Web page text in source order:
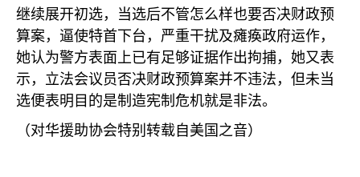
继续展开初选，当选后不管怎么样也要否决财政预
算案，逼使特首下台，严重干扰及瘫痪政府运作，
她认为警方表面上已有足够证据作出拘捕，她又表
示，立法会议员否决财政预算案并不违法，但未当
选便表明目的是制造宪制危机就是非法。
（对华援助协会特别转载自美国之音）